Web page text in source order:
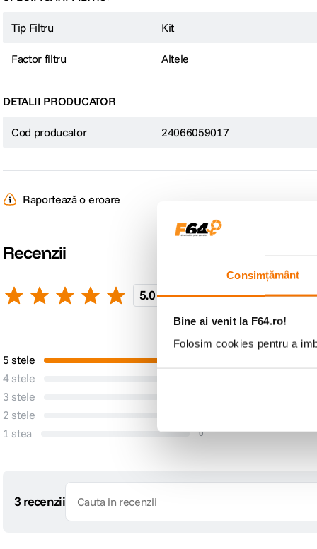
Consimțământ
Bine ai venit la F64.ro!
Folosim cookies pentru a
Tip Filtru Kit
Factor filtru Altele
DETALII PRODUCATOR
Cod producator 24066059017
Raportează o eroare
Recenzii
5.0 3 recenzii Scrie o recenzie
5 stele
4 stele
3 stele
2 stele
1 stea 0
Pro
3 recenzii